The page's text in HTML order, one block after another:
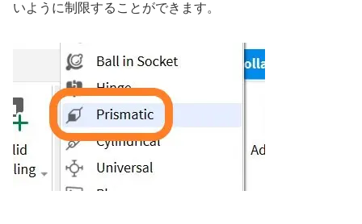
いように制限することができます。